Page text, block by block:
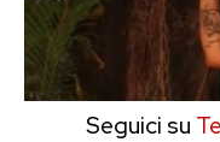
Seguici su